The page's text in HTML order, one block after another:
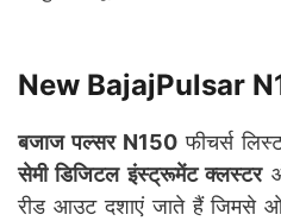
New BajajPulsar
बजाज पल्सर N150 फीचर्स
सेमी डिजिटल इंस्ट्रूमेंट क्लस्टर
रीड आउट दशाएं जाते हैं जिमसे